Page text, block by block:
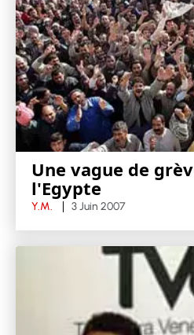
Une vague de
l'Egypte
Y.M. 3 Juin 2007